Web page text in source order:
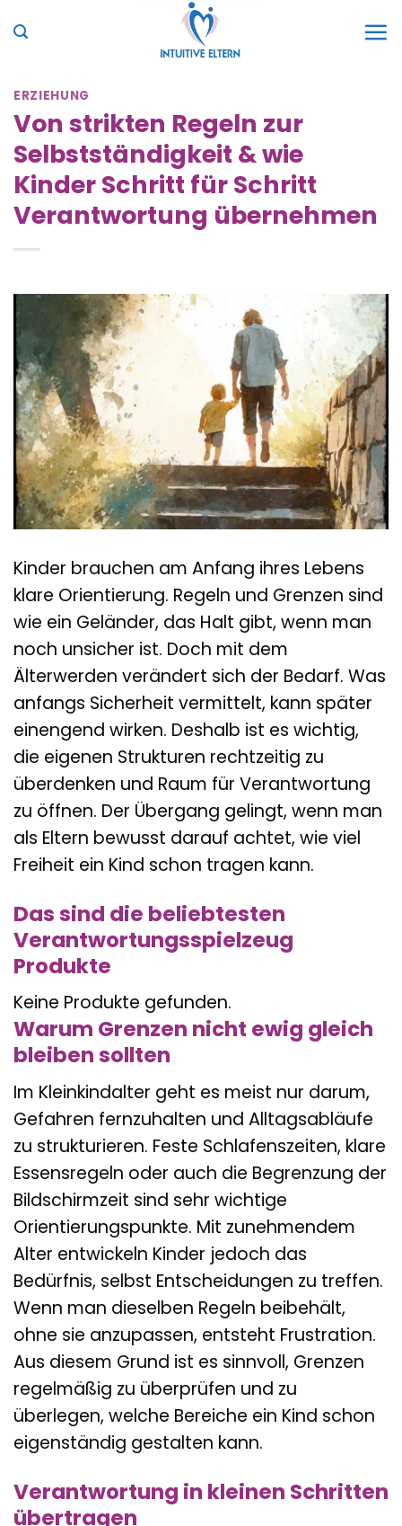
Inhalt
ERZIEHUNG
Von strikten Regeln zur
Selbstständigkeit & wie
Kinder Schritt für Schritt
Verantwortung übernehmen
Kinder brauchen am Anfang ihres Lebens
klare Orientierung. Regeln und Grenzen sind
wie ein Geländer, das Halt gibt, wenn man
noch unsicher ist. Doch mit dem
Älterwerden verändert sich der Bedarf. Was
anfangs Sicherheit vermittelt, kann später
einengend wirken. Deshalb ist es wichtig,
die eigenen Strukturen rechtzeitig zu
überdenken und Raum für Verantwortung
zu öffnen. Der Übergang gelingt, wenn man
als Eltern bewusst darauf achtet, wie viel
Freiheit ein Kind schon tragen kann.
Das sind die beliebtesten
Verantwortungsspielzeug
Produkte
Keine Produkte gefunden.
Warum Grenzen nicht ewig gleich
bleiben sollten
Im Kleinkindalter geht es meist nur darum,
Gefahren fernzuhalten und Alltagsabläufe
zu strukturieren. Feste Schlafenszeiten, klare
Essensregeln oder auch die Begrenzung der
Bildschirmzeit sind sehr wichtige
Orientierungspunkte. Mit zunehmendem
Alter entwickeln Kinder jedoch das
Bedürfnis, selbst Entscheidungen zu treffen.
Wenn man dieselben Regeln beibehält,
ohne sie anzupassen, entsteht Frustration.
Aus diesem Grund ist es sinnvoll, Grenzen
regelmäßig zu überprüfen und zu
überlegen, welche Bereiche ein Kind schon
eigenständig gestalten kann.
Verantwortung in kleinen Schritten
übertragen